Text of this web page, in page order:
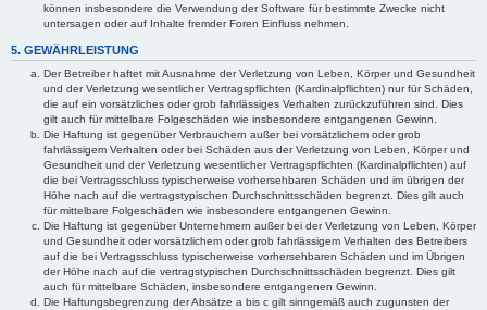
können insbesondere die Verwendung der Software für bestimmte Zwecke nicht
untersagen oder auf Inhalte fremder Foren Einfluss nehmen.
5. GEWÄHRLEISTUNG
Der Betreiber haftet mit Ausnahme der Verletzung von Leben, Körper und Gesundheit
und der Verletzung wesentlicher Vertragspflichten (Kardinalpflichten) nur für Schäden,
die auf ein vorsätzliches oder grob fahrlässiges Verhalten zurückzuführen sind. Dies
gilt auch für mittelbare Folgeschäden wie insbesondere entgangenen Gewinn.
Die Haftung ist gegenüber Verbrauchern außer bei vorsätzlichem oder grob
fahrlässigem Verhalten oder bei Schäden aus der Verletzung von Leben, Körper und
Gesundheit und der Verletzung wesentlicher Vertragspflichten (Kardinalpflichten) auf
die bei Vertragsschluss typischerweise vorhersehbaren Schäden und im übrigen der
Höhe nach auf die vertragstypischen Durchschnittsschäden begrenzt. Dies gilt auch
für mittelbare Folgeschäden wie insbesondere entgangenen Gewinn.
Die Haftung ist gegenüber Unternehmern außer bei der Verletzung von Leben, Körper
und Gesundheit oder vorsätzlichem oder grob fahrlässigem Verhalten des Betreibers
auf die bei Vertragsschluss typischerweise vorhersehbaren Schäden und im Übrigen
der Höhe nach auf die vertragstypischen Durchschnittsschäden begrenzt. Dies gilt
auch für mittelbare Schäden, insbesondere entgangenen Gewinn.
Die Haftungsbegrenzung der Absätze a bis c gilt sinngemäß auch zugunsten der